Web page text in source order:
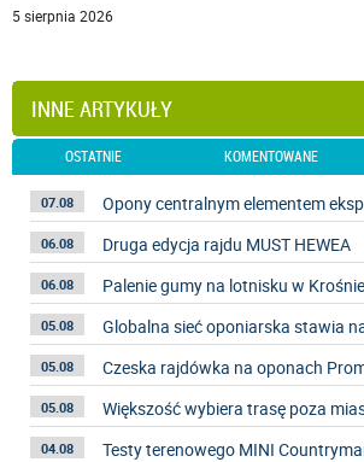
5 sierpnia 2026
INNE ARTYKUŁY
OSTATNIE KOMENTOWANE
07.08 Opony centralnym elementem
06.08 Druga edycja rajdu MUST HEWEA
06.08 Palenie gumy na lotnisku w Krośnie
05.08 Globalna sieć oponiarska stawia
05.08 Czeska rajdówka na oponach
05.08 Większość wybiera trasę poza
04.08 Testy terenowego MINI